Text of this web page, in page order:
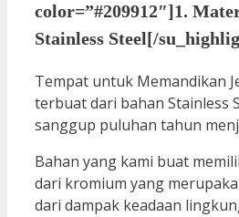
color=”#209912″]1.
Stainless Steel[/
Tempat untuk Memandikan
terbuat dari bahan Stainless
sanggup puluhan tahun
Bahan yang kami buat
dari kromium yang
dari dampak keadaan